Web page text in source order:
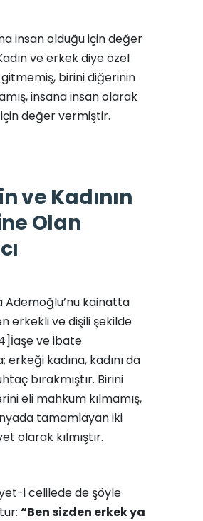
insan olduğu için değer
ve erkek diye özel
birini diğerinin
insana insan olarak
için değer vermiştir.
ve Kadının
Olan
Ademoğlu’nu kainatta
erkekli ve dişili şekilde
ve ibate
erkeği kadına, kadını da
bırakmıştır. Birini
eli mahkum kılmamış,
tamamlayan iki
olarak kılmıştır.
i celilede de şöyle
“Ben sizden erkek ya